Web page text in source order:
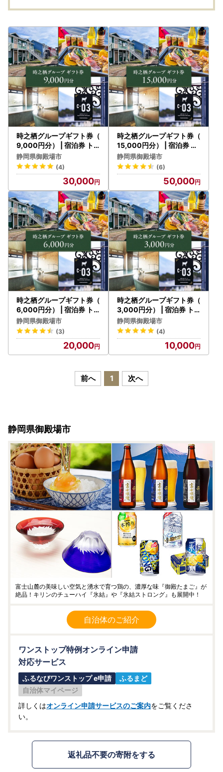
時之栖グループギフト券（
9,000円分） | 宿泊券 ト
ラベル ギフト券 利用券
静岡県御殿場市
(4)
30,000
時之栖グループギフト券（
15,000円分） | 宿泊券 ト
ラベル ギフト券 利用券
静岡県御殿場市
(6)
50,000
時之栖グループギフト券（
6,000円分） | 宿泊券 ト
ラベル ギフト券 利用券
静岡県御殿場市
(3)
20,000
時之栖グループギフト券（
3,000円分） | 宿泊券 ト
ラベル ギフト券 利用券 旅
行券
静岡県御殿場市
(4)
10,000
前へ 1 次へ
静岡県御殿場市
富士山麓の美味しい空気と湧水で育つ鶏の、濃厚な味『御殿たまご』が
絶品！キリンのチューハイ『氷結』や『氷結ストロング』も展開中！
自治体のご紹介
ワンストップ特例オンライン申請
対応サービス
ふるなびワンストップ e申請
ふるまど
自治体マイページ
詳しくはオンライン申請サービスのご案内をご覧くださ
い。
返礼品不要の寄附をする